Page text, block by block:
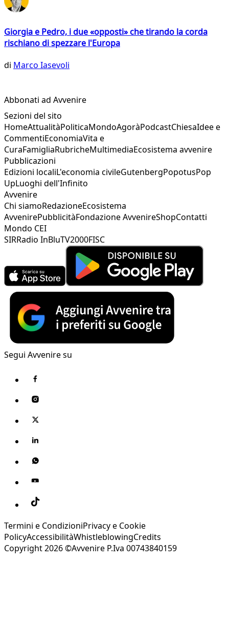
Giorgia e Pedro, i due «opposti» che tirando la corda
rischiano di spezzare l'Europa
di Marco Iasevoli
Abbonati ad Avvenire
Sezioni del sito
HomeAttualitàPoliticaMondoAgoràPodcastChiesaIdee e
CommentiEconomiaVita e
CuraFamigliaRubricheMultimediaEcosistema avvenire
Pubblicazioni
Edizioni localiL'economia civileGutenbergPopotusPop
UpLuoghi dell'Infinito
Avvenire
Chi siamoRedazioneEcosistema
AvvenirePubblicitàFondazione AvvenireShopContatti
Mondo CEI
SIRRadio InBluTV2000FISC
Segui Avvenire su
Termini e CondizioniPrivacy e Cookie
PolicyAccessibilitàWhistleblowingCredits
Copyright 2026 ©Avvenire P.Iva 00743840159